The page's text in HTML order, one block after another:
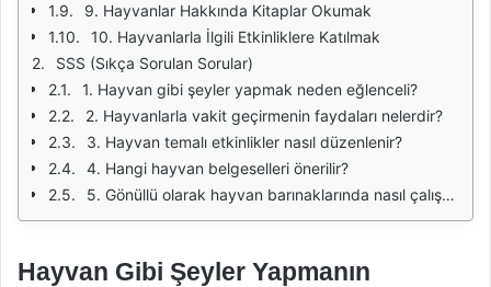
9. Hayvanlar Hakkında Kitaplar Okumak
10. Hayvanlarla İlgili Etkinliklere Katılmak
SSS (Sıkça Sorulan Sorular)
1. Hayvan gibi şeyler yapmak neden eğlenceli?
2. Hayvanlarla vakit geçirmenin faydaları nelerdir?
3. Hayvan temalı etkinlikler nasıl düzenlenir?
4. Hangi hayvan belgeselleri önerilir?
5. Gönüllü olarak hayvan barınaklarında nasıl çalışabilirim?
Hayvan Gibi Şeyler Yapmanın